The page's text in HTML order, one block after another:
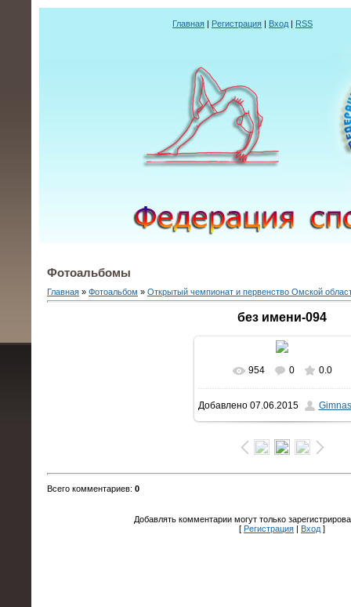
Главная | Регистрация | Вход | RSS
Фотоальбомы
Главная » Фотоальбом » Открытый чемпионат и первенство Омской
без имени-094
В реальном размере
1600x1066/ 218.0Kb
954 0 0.0
Добавлено07.06.2015
Всего комментариев: 0
Добавлять комментарии могут только
[ Регистрация Вход]